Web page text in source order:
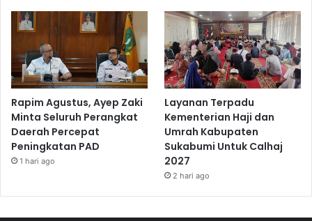
Rapim Agustus, Ayep Zaki
Minta Seluruh Perangkat
Daerah Percepat
Peningkatan PAD
1 hari ago
Layanan Terpadu
Kementerian Haji dan
Umrah Kabupaten
Sukabumi Untuk Calhaj
2027
2 hari ago